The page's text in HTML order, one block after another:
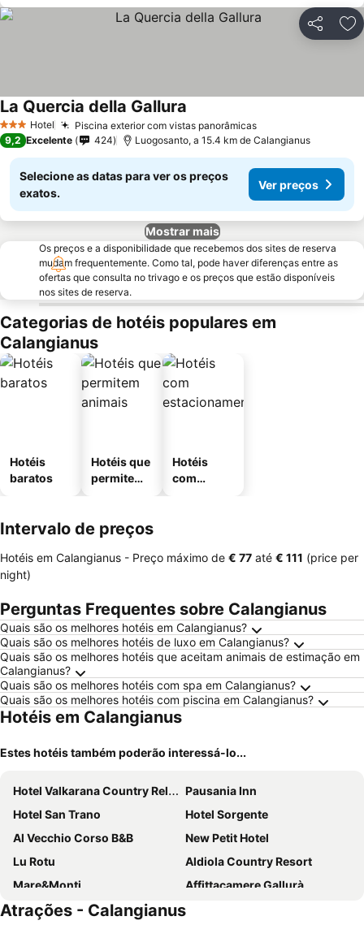
Partilhar
3 EstrelasHotel Piscina exterior com vistas panorâmicas
La Quercia della Gallura
9,2 Excelente 424 Luogosanto, a 15.4 km de Calangianus
Selecione as datas para ver os preços
exatos.
Ver preços
Mostrar mais
Os preços e a disponibilidade que recebemos dos sites de reserva
mudam frequentemente. Como tal, pode haver diferenças entre as
ofertas que consulta no trivago e os preços que estão disponíveis
nos sites de reserva.
Categorias de hotéis populares em
Calangianus
Hotéis
baratos
Hotéis que
permitem
Hotéis
com
Intervalo de preços
Hotéis em Calangianus - Preço máximo de ‎€ 77 até ‎€ 111 (price per
night)
Perguntas Frequentes sobre Calangianus
Quais são os melhores hotéis em Calangianus?
Quais são os melhores hotéis de luxo em Calangianus?
Quais são os melhores hotéis que aceitam animais de estimação em
Calangianus?
Quais são os melhores hotéis com spa em Calangianus?
Quais são os melhores hotéis com piscina em Calangianus?
Hotéis em Calangianus
Estes hotéis também poderão interessá-lo...
Hotel Valkarana Country Relais - Retreat Only Adults
Pausania Inn
Hotel San Trano
Hotel Sorgente
Al Vecchio Corso B&B
New Petit Hotel
Lu Rotu
Aldiola Country Resort
Mare&Monti
Affittacamere Gallurà
Hotel Il Melograno
Atrações - Calangianus